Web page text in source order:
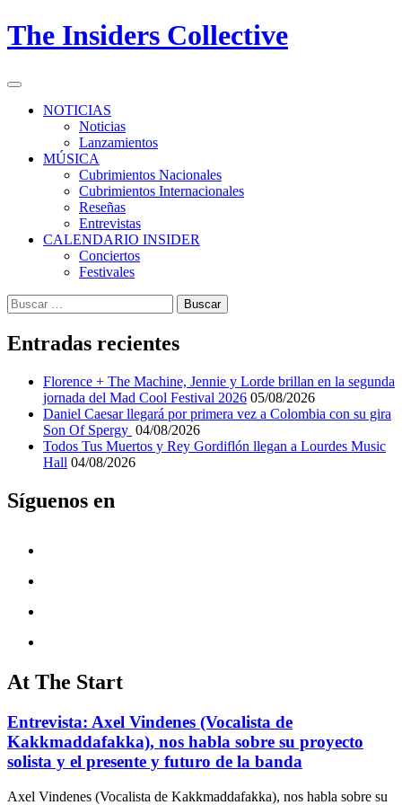
Skip
to
The Insiders Collective
Primary
NOTICIAS
Noticias
Lanzamientos
MÚSICA
Cubrimientos Nacionales
Cubrimientos Internacionales
Reseñas
Entrevistas
CALENDARIO INSIDER
Conciertos
Festivales
Buscar:
Entradas recientes
Florence + The Machine, Jennie y Lorde brillan en la segunda
jornada del Mad Cool Festival 2026 05/08/2026
Daniel Caesar llegará por primera vez a Colombia con su gira
Son Of Spergy 04/08/2026
Todos Tus Muertos y Rey Gordiflón llegan a Lourdes Music
Hall 04/08/2026
Síguenos en
At The Start
Entrevista: Axel Vindenes (Vocalista de
Kakkmaddafakka), nos habla sobre su proyecto
solista y el presente y futuro de la banda
Axel Vindenes (Vocalista de Kakkmaddafakka), nos habla sobre su